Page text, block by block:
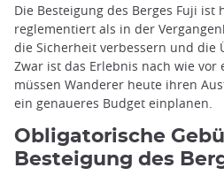
Die Besteigung des Berges Fuji ist
reglementiert als in der
die Sicherheit verbessern und die
Zwar ist das Erlebnis nach wie vor
müssen Wanderer heute ihren
ein genaueres Budget einplanen.
Obligatorische
Besteigung des